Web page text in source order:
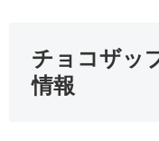
チョコザッ
情報